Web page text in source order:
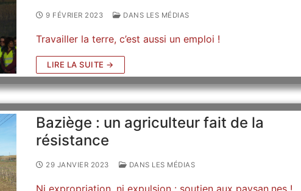
9 FÉVRIER 2023 DANS LES MÉDIAS
Travailler la terre, c’est aussi un emploi !
LIRE LA SUITE →
Baziège : un agriculteur fait de la
résistance
29 JANVIER 2023 DANS LES MÉDIAS
Ni expropriation, ni expulsion : soutien aux paysan.nes !